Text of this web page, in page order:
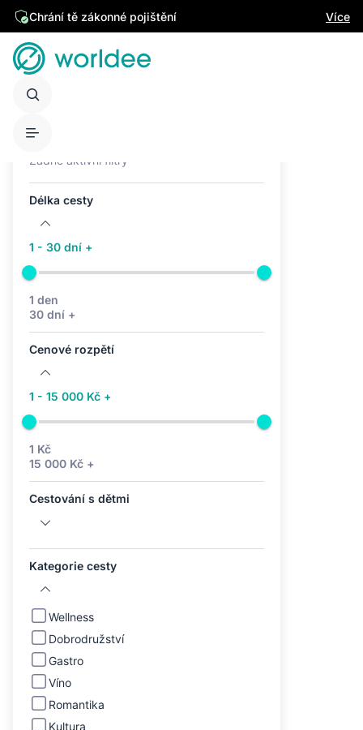
Chrání tě zákonné pojištění Více
Žádné aktivní filtry
Délka cesty
1 - 30 dní +
1 den
30 dní +
Cenové rozpětí
1 - 15 000 Kč +
1 Kč
15 000 Kč +
Cestování s dětmi
Kategorie cesty
Wellness
Dobrodružství
Gastro
Víno
Romantika
Kultura